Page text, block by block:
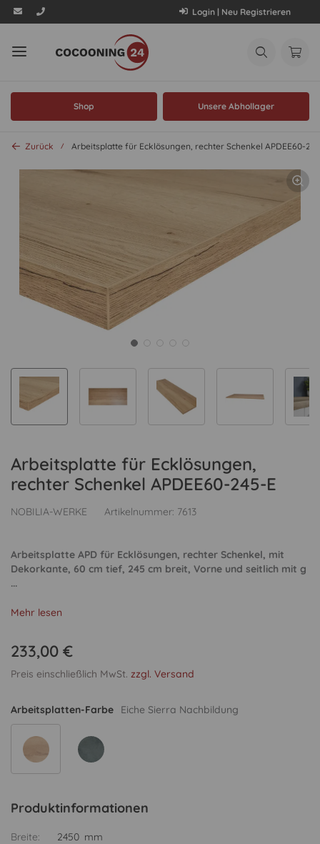
Login | Neu Registrieren
Shop Unsere Abhollager
Zurück Arbeitsplatte für Ecklösungen, rechter Schenkel APDEE60-
Arbeitsplatte für Ecklösungen,
rechter Schenkel APDEE60-245-E
NOBILIA-WERKE Artikelnummer: 7613
Arbeitsplatte APD für Ecklösungen, rechter Schenkel, mit
Dekorkante, 60 cm tief, 245 cm breit, Vorne und seitlich mit g
...
Mehr lesen
233,00 €
Preis einschließlich MwSt. zzgl. Versand
Arbeitsplatten-Farbe Eiche Sierra Nachbildung
Produktinformationen
Breite:
2450 mm